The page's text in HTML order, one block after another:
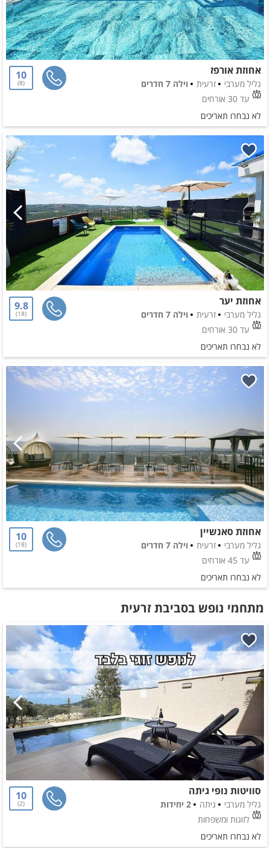
אחוזת אורפז
גליל מערבי זרעית
וילה 7 חדרים
עד 30 אורחים
10
8
לא נבחרו תאריכים
אחוזת יער
גליל מערבי זרעית
וילה 7 חדרים
עד 30 אורחים
9.8
18
לא נבחרו תאריכים
אחוזת סאנשיין
גליל מערבי זרעית
וילה 7 חדרים
עד 45 אורחים
10
18
לא נבחרו תאריכים
מתחמי נופש בסביבת זרעית
סוויטות נופי גיתה
גליל מערבי גיתה
2 יחידות
לזוגות ומשפחות
10
2
לא נבחרו תאריכים